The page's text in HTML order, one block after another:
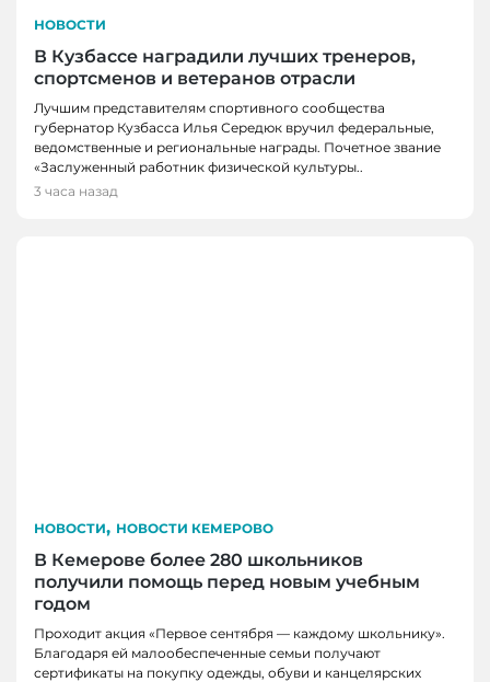
НОВОСТИ
В Кузбассе наградили лучших тренеров,
спортсменов и ветеранов отрасли
Лучшим представителям спортивного сообщества
губернатор Кузбасса Илья Середюк вручил федеральные,
ведомственные и региональные награды. Почетное звание
«Заслуженный работник физической культуры..
3 часа назад
НОВОСТИ, НОВОСТИ КЕМЕРОВО
В Кемерове более 280 школьников
получили помощь перед новым учебным
годом
Проходит акция «Первое сентября — каждому школьнику».
Благодаря ей малообеспеченные семьи получают
сертификаты на покупку одежды, обуви и канцелярских